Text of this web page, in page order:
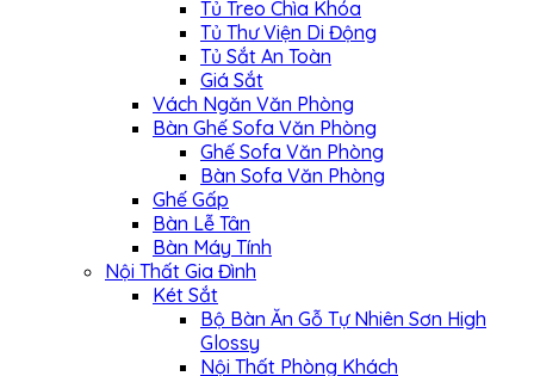
Tủ Treo Chìa Khóa
Tủ Thư Viện Di Động
Tủ Sắt An Toàn
Giá Sắt
Vách Ngăn Văn Phòng
Bàn Ghế Sofa Văn Phòng
Ghế Sofa Văn Phòng
Bàn Sofa Văn Phòng
Ghế Gấp
Bàn Lễ Tân
Bàn Máy Tính
Nội Thất Gia Đình
Két Sắt
Bộ Bàn Ăn Gỗ Tự Nhiên Sơn High
Glossy
Nội Thất Phòng Khách